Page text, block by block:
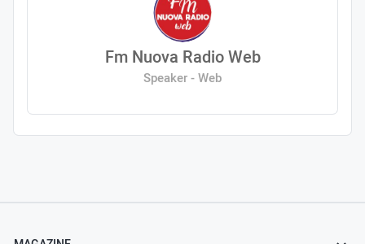
Fm Nuova Radio Web
Speaker - Web